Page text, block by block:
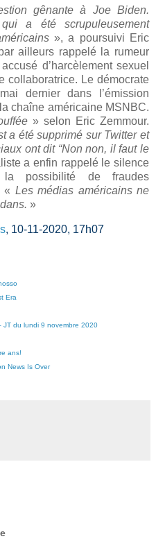
gênante à Joe Biden.
a été scrupuleusement
», a poursuivi Eric
ailleurs rappelé la rumeur
d’harcèlement sexuel
collaboratrice. Le démocrate
dernier dans l’émission
chaîne américaine MSNBC.
» selon Eric Zemmour.
a été supprimé sur Twitter et
ont dit “Non non, il faut le
a enfin rappelé le silence
la possibilité de fraudes
« Les médias américains ne
»
, 10-11-2020, 17h07
Era
JT du lundi 9 novembre 2020
ans!
News Is Over